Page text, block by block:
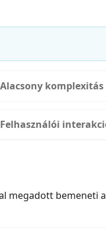
Alacsony komplexitás
Felhasználói
megadott bemeneti